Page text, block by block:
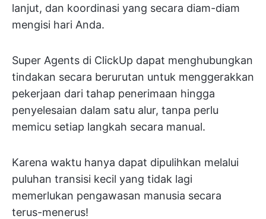
lanjut, dan koordinasi yang secara diam-diam
mengisi hari Anda.
Super Agents di ClickUp dapat menghubungkan
tindakan secara berurutan untuk menggerakkan
pekerjaan dari tahap penerimaan hingga
penyelesaian dalam satu alur, tanpa perlu
memicu setiap langkah secara manual.
Karena waktu hanya dapat dipulihkan melalui
puluhan transisi kecil yang tidak lagi
memerlukan pengawasan manusia secara
terus-menerus!